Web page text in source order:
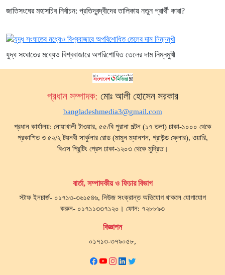
জাতিসংঘের মহাসচিব নির্বাচন: প্রতিদ্বন্দ্বীদের তালিকায় নতুন প্রার্থী কারা?
যুদ্ধ সংঘাতের মধ্যেও বিশ্ববাজারে অপরিশোধিত তেলের দাম নিম্নমুখী
প্রধান সম্পাদক: মোঃ আলী হোসেন সরকার
bangladeshmedia3@gmail.com
প্রধান কার্যালয়: নোয়াখালী টাওয়ার, ৫৫/বি পুরানা পল্টন (১৭ তলা) ঢাকা-১০০০ থেকে
প্রকাশিত ও ৫২/২ টয়নবী সার্কুলার রোড (মামুন ম্যানশন, গ্রাউন্ড ফ্লোর), ওয়ারি,
বিএস প্রিন্টিং প্রেস ঢাকা-১২০৩ থেকে মুদ্রিত।
বার্তা, সম্পাদকীয় ও ফিচার বিভাগ
স্টাফ ইনচার্জ- ০১৭১৩-৩৬১৫৪৬, নিউজ সংক্রান্ত অভিযোগ থাকলে যোগাযোগ
করুন- ০১৭১১৩৩৭১২০। ফোন: ৭২৮৮৯৩
বিজ্ঞাপন
০১৭১৩-৩৭৯০৫৮,